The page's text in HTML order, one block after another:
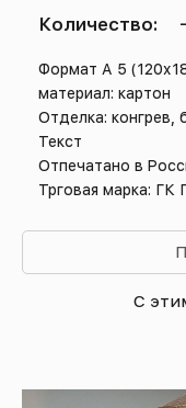
Количество: -
Формат А 5
материал: картон
Отделка: конгрев,
Текст
Отпечатано в
Трговая марка: ГК
С